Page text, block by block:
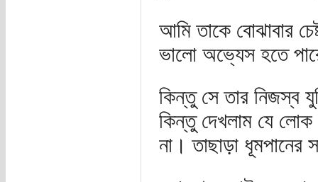
আমি তাকে বোঝাবার
ভালো অভ্যেস হতে
কিন্তু সে তার নিজস্ব
কিন্তু দেখলাম যে লোক
না। তাছাড়া